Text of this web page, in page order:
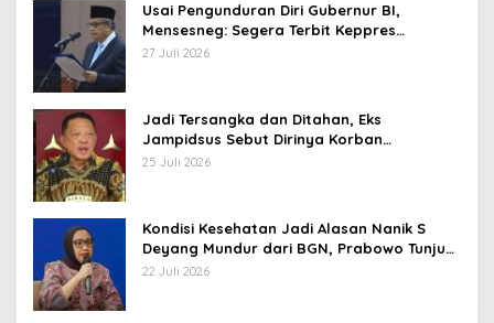
Usai Pengunduran Diri Gubernur BI,
Mensesneg: Segera Terbit Keppres
Pemberhentian dengan Hormat
27 Juli 2026
Jadi Tersangka dan Ditahan, Eks
Jampidsus Sebut Dirinya Korban
Kriminalisasi
25 Juli 2026
Kondisi Kesehatan Jadi Alasan Nanik S
Deyang Mundur dari BGN, Prabowo Tunjuk
Wamentan Sudaryono
22 Juli 2026